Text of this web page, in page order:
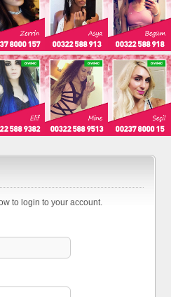
to login to your account.